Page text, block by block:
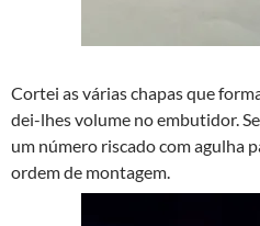
Cortei as várias chapas que
dei-lhes volume no embutidor.
um número riscado com agulha
ordem de montagem.